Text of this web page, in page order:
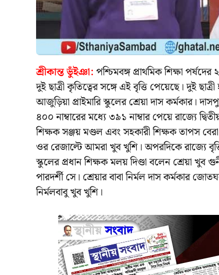
শ্রীকান্ত ভুঁইঞা:পশ্চিমবঙ্গ প্রাথমিক শিক্ষা
দুই ছাত্রী কৃতিত্বের সঙ্গে এই বৃত্তি পেয়েছে। দুই
আজুড়িয়া প্রাইমারি স্কুলের শ্রেয়া দাস কর্মকার।
৪০০ নাম্বারের মধ্যে ৩৯১ নাম্বার পেয়ে রাজ্যে
শিক্ষক সঞ্জয় মণ্ডল এবং সহকারী শিক্ষক তাপস
ওর রেজাল্টে আমরা খুব খুশি। অপরদিকে রাজ্যে বৃত্তি
স্কুলের প্রধান শিক্ষক মলয় দিণ্ডা বলেন শ্রেয়া
পারদর্শী সে। শ্রেয়ার বাবা নির্মল দাস কর্মকার
নির্মলবাবু খুব খুশি।